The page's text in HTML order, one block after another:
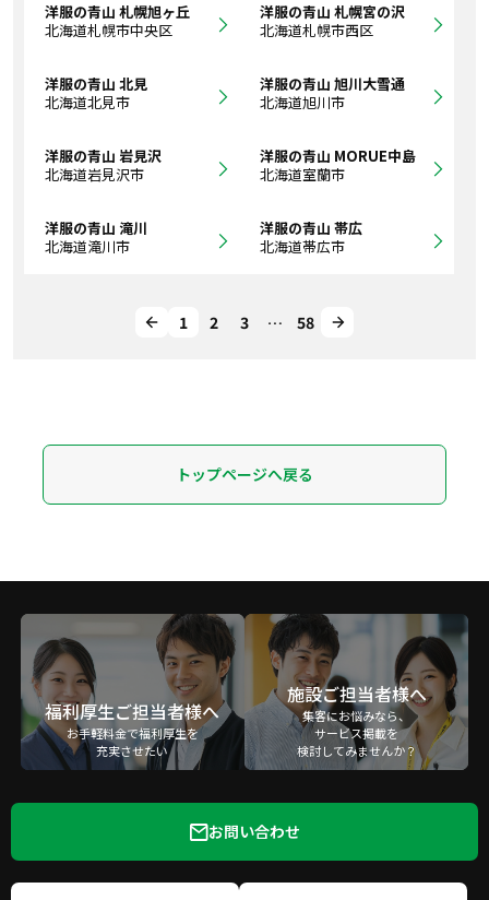
洋服の青山 札幌旭ヶ丘
北海道札幌市中央区
洋服の青山 札幌宮の沢
北海道札幌市西区
洋服の青山 北見
北海道北見市
洋服の青山 旭川大雪通
北海道旭川市
洋服の青山 岩見沢
北海道岩見沢市
洋服の青山 MORUE中島
北海道室蘭市
洋服の青山 滝川
北海道滝川市
洋服の青山 帯広
北海道帯広市
1 2 3 … 58
トップページへ戻る
福利厚生ご担当者様へ
お手軽料金で福利厚生を
充実させたい
施設ご担当者様へ
集客にお悩みなら、
サービス掲載を
検討してみませんか？
お問い合わせ